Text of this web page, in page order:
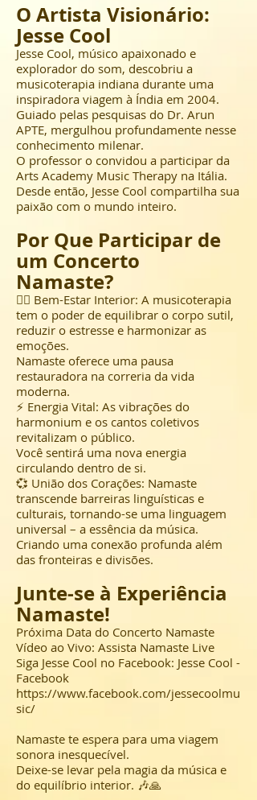
O Artista Visionário:
Jesse Cool
Jesse Cool, músico apaixonado e
explorador do som, descobriu a
musicoterapia indiana durante uma
inspiradora viagem à Índia em 2004.
Guiado pelas pesquisas do Dr. Arun
APTE, mergulhou profundamente nesse
conhecimento milenar.
O professor o convidou a participar da
Arts Academy Music Therapy na Itália.
Desde então, Jesse Cool compartilha sua
paixão com o mundo inteiro.
Por Que Participar de
um Concerto
Namaste?
🧘‍♂️ Bem-Estar Interior: A musicoterapia
tem o poder de equilibrar o corpo sutil,
reduzir o estresse e harmonizar as
emoções.
Namaste oferece uma pausa
restauradora na correria da vida
moderna.
⚡ Energia Vital: As vibrações do
harmonium e os cantos coletivos
revitalizam o público.
Você sentirá uma nova energia
circulando dentro de si.
💞 União dos Corações: Namaste
transcende barreiras linguísticas e
culturais, tornando-se uma linguagem
universal – a essência da música.
Criando uma conexão profunda além
das fronteiras e divisões.
Junte-se à Experiência
Namaste!
Próxima Data do Concerto Namaste
Vídeo ao Vivo: Assista Namaste Live
Siga Jesse Cool no Facebook: Jesse Cool -
Facebook
https://www.facebook.com/jessecoolmu
sic/
Namaste te espera para uma viagem
sonora inesquecível.
Deixe-se levar pela magia da música e
do equilíbrio interior. 🎶🙏